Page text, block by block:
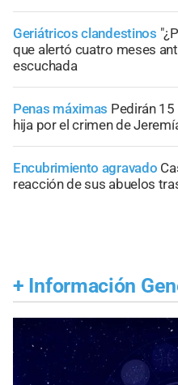
Geriátricos clandestinos
que alertó cuatro meses
escuchada
Penas máximas Pedirán
hija por el crimen de
Encubrimiento agravado
reacción de sus abuelos
+ Información